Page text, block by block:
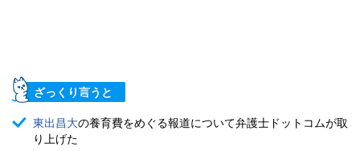
ざっくり言うと
東出昌大の養育費をめぐる報道について弁護士ドットコムが取
り上げた